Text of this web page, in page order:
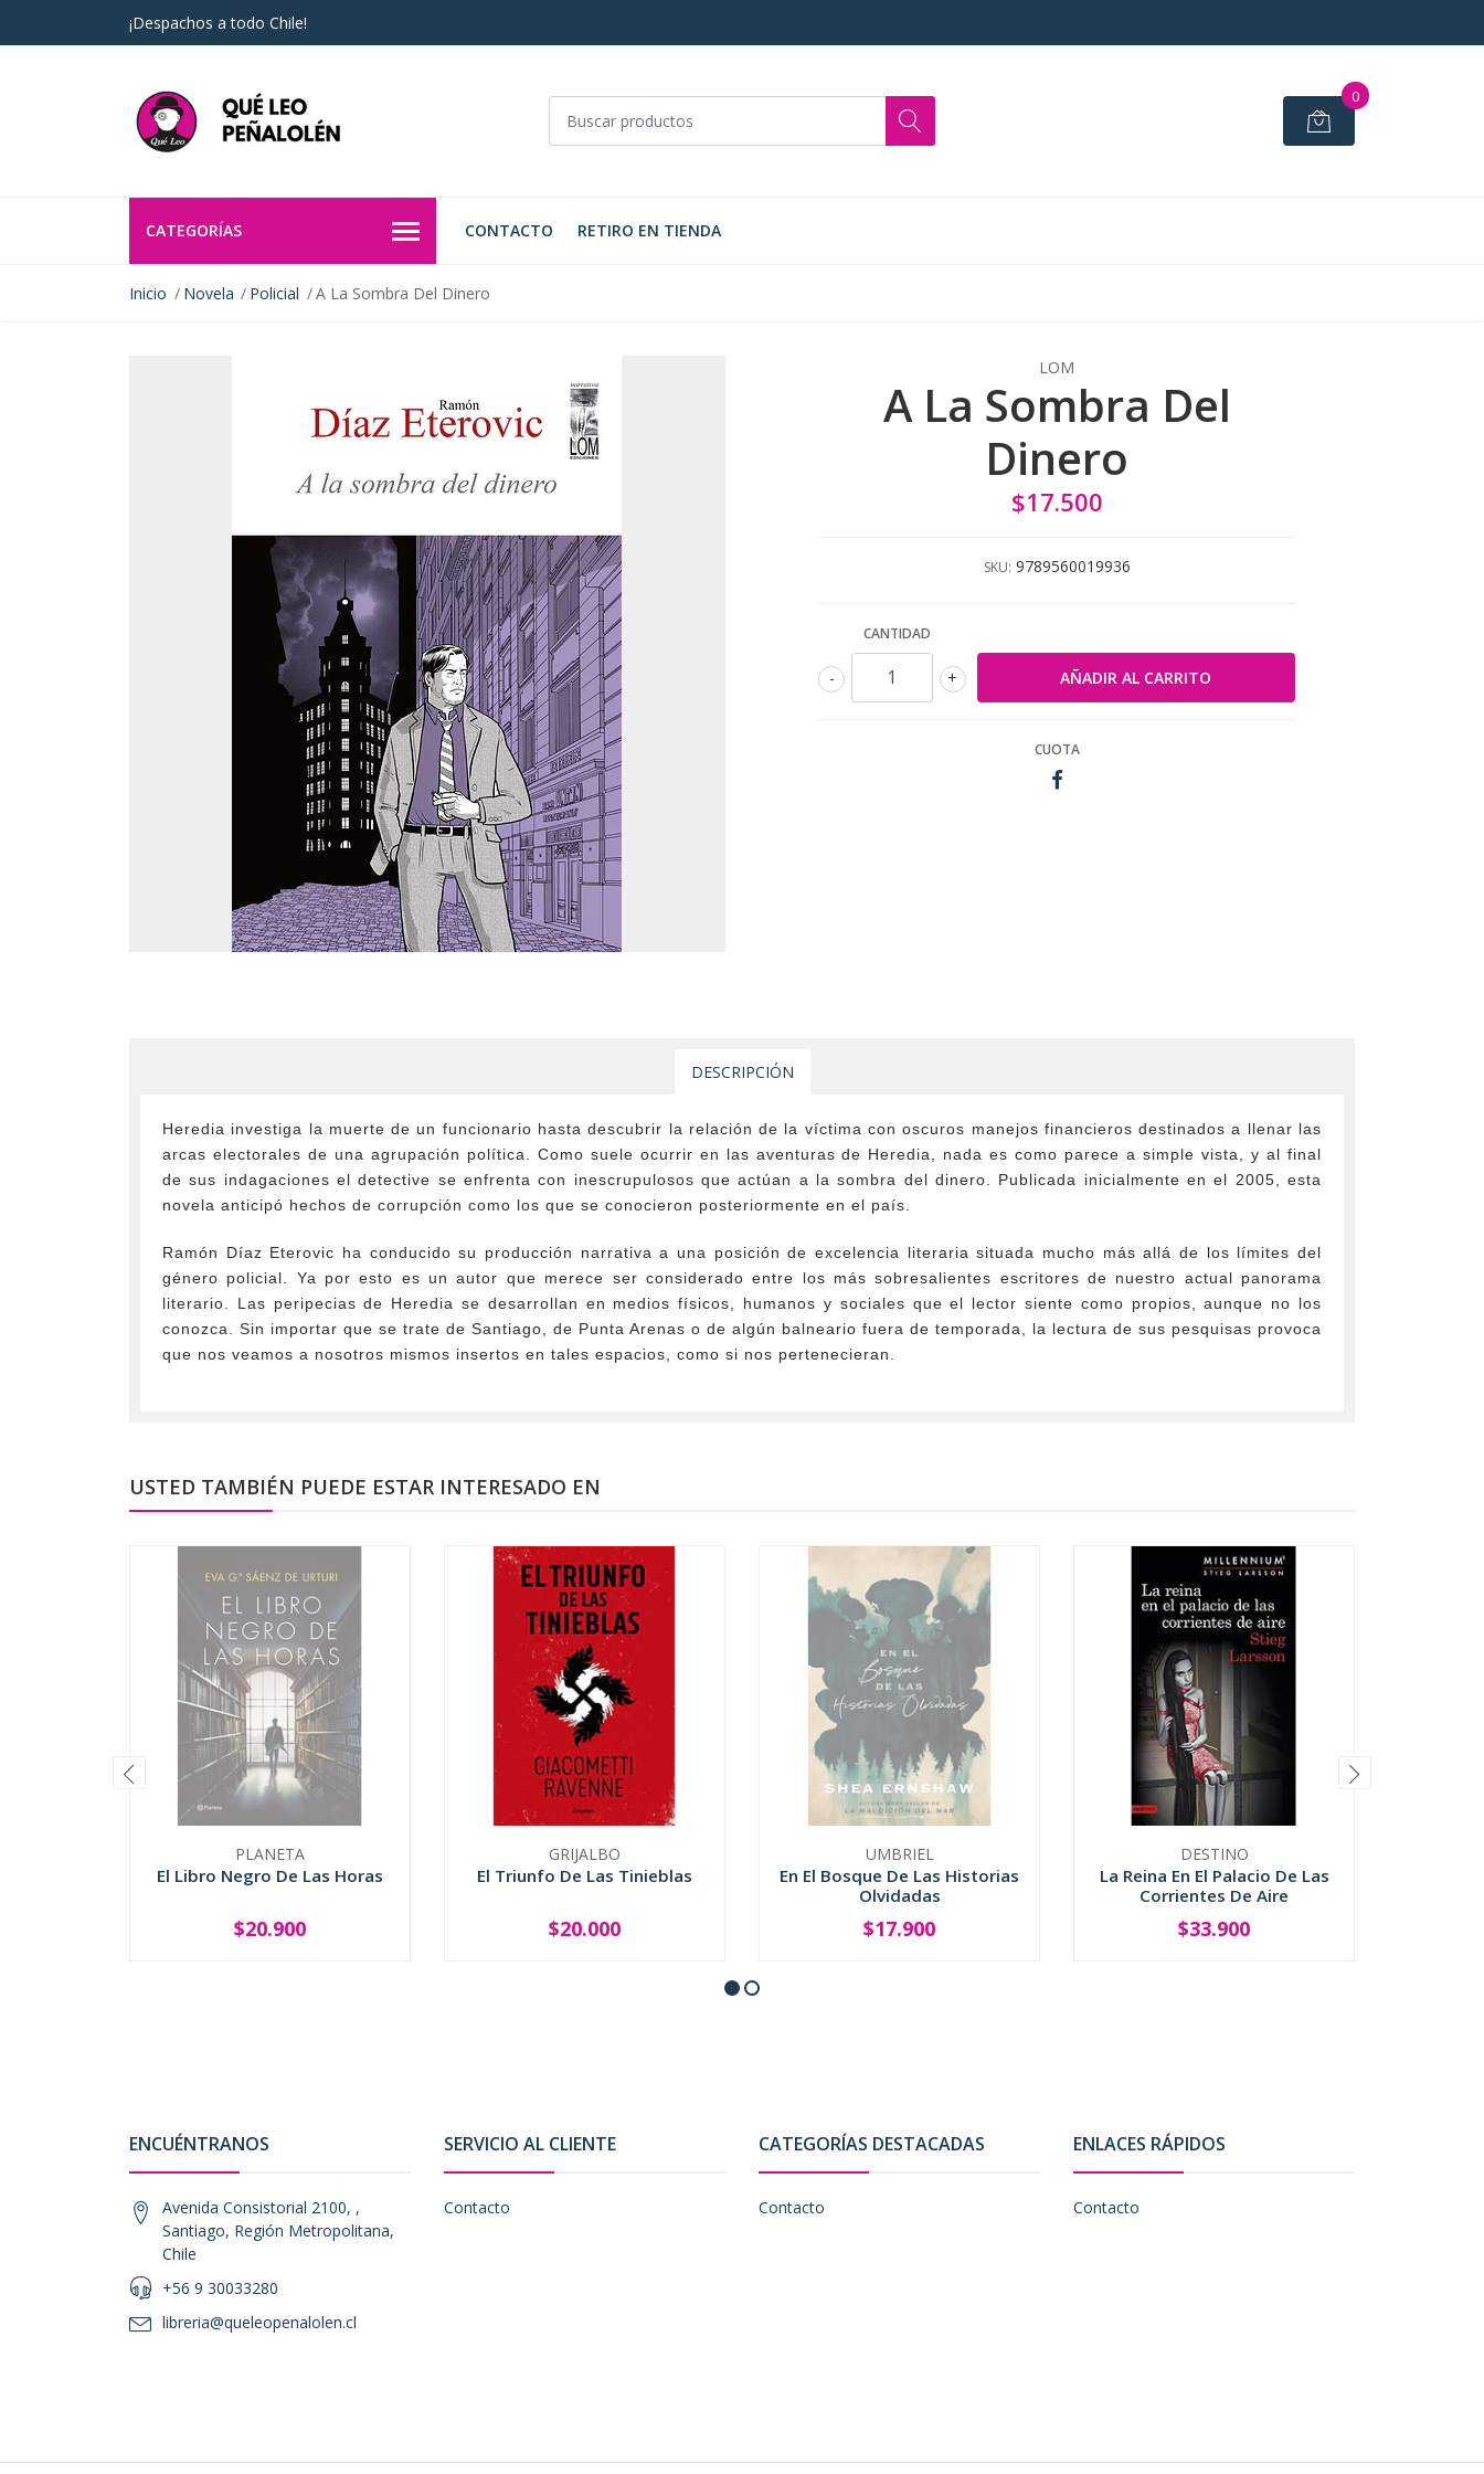
¡Despachos a todo Chile!
0
CATEGORÍAS CONTACTO RETIRO EN TIENDA
Inicio Novela Policial A La Sombra Del Dinero
LOM
A La Sombra Del
Dinero
$17.500
SKU: 9789560019936
CANTIDAD
+
-
CUOTA
DESCRIPCIÓN
Heredia investiga la muerte de un funcionario hasta descubrir la relación de la víctima con oscuros manejos financieros destinados a llenar las
arcas electorales de una agrupación política. Como suele ocurrir en las aventuras de Heredia, nada es como parece a simple vista, y al final
de sus indagaciones el detective se enfrenta con inescrupulosos que actúan a la sombra del dinero. Publicada inicialmente en el 2005, esta
novela anticipó hechos de corrupción como los que se conocieron posteriormente en el país.
Ramón Díaz Eterovic ha conducido su producción narrativa a una posición de excelencia literaria situada mucho más allá de los límites del
género policial. Ya por esto es un autor que merece ser considerado entre los más sobresalientes escritores de nuestro actual panorama
literario. Las peripecias de Heredia se desarrollan en medios físicos, humanos y sociales que el lector siente como propios, aunque no los
conozca. Sin importar que se trate de Santiago, de Punta Arenas o de algún balneario fuera de temporada, la lectura de sus pesquisas provoca
que nos veamos a nosotros mismos insertos en tales espacios, como si nos pertenecieran.
USTED TAMBIÉN PUEDE ESTAR INTERESADO EN
PLANETA
El Libro Negro De Las Horas
SOLD OUT
$20.900
GRIJALBO
El Triunfo De Las Tinieblas
+
$20.000
UMBRIEL
En El Bosque De Las Historias
Olvidadas
SOLD OUT
$17.900
DESTINO
La Reina En El Palacio De Las
Corrientes De Aire
+
$33.900
ENCUÉNTRANOS
Avenida Consistorial 2100, ,
Santiago, Región Metropolitana,
Chile
+56 9 30033280
libreria@queleopenalolen.cl
SERVICIO AL CLIENTE
Contacto
CATEGORÍAS DESTACADAS
Contacto
ENLACES RÁPIDOS
Contacto